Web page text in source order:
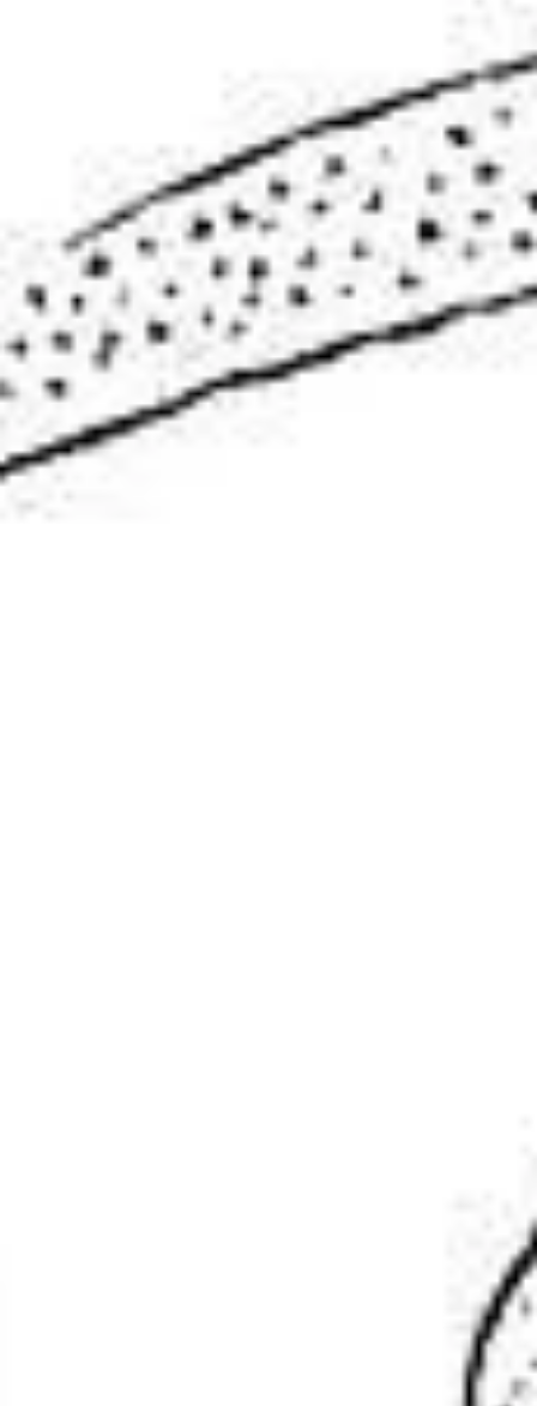
Viết Đến Kiệt Cùng - Write Like a
Motherfucker
Vì vậy, hãy viết đi em... Không phải như một đứa con gái. Cũng không
phải như một đứa con trai. Hãy viết như một kẻ liều mạng. Tác giả:
Strayed | The Rumpus (19/08/2010) Sugar kính mến, Em viết như một
đứa con gái. Em viết về những trải nghiệm trong cuộc đời đàn bà của
mình, và những thứ tuôn ra thường là mớ cảm xúc không màng lọc,
những mối tình đơn phương, và rồi kiểu gì cũng đem cái "vùng kín" của
mình ra để làm phép ẩn dụ. Đấy là những lúc em còn viết được, chứ